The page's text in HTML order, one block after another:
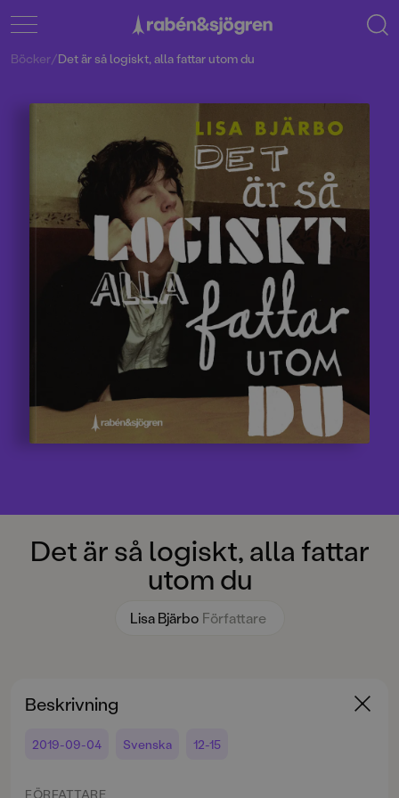
Det är så logiskt, alla fattar
utom du
Lisa Bjärbo Författare
Böcker/Det är så logiskt, alla fattar utom du
Beskrivning
2019-09-04 Svenska 12-15
FÖRFATTARE